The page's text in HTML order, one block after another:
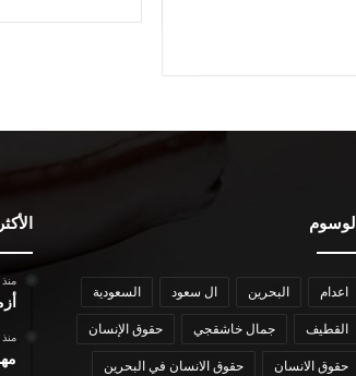
الوسوم
اعدام البحرين ال سعود السعودية
القطيف جمال خاشقجي حقوق الإنسان
حقوق الانسان حقوق الانسان في البحرين
منذ 5 ساعات
منذ 20 ساعة